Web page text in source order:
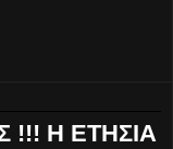
!!! Η ΕΤΗΣΙΑ